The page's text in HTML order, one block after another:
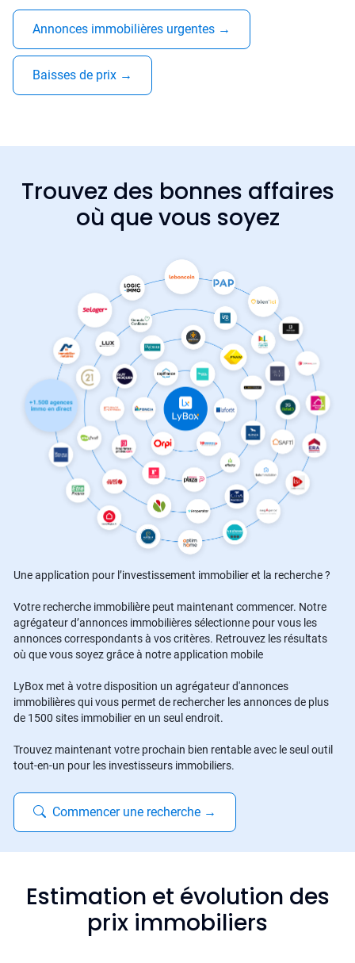
Annonces immobilières urgentes →
Baisses de prix →
Trouvez des bonnes affaires
où que vous soyez
Une application pour l’investissement immobilier et la recherche ?
Votre recherche immobilière peut maintenant commencer. Notre
agrégateur d’annonces immobilières sélectionne pour vous les
annonces correspondants à vos critères. Retrouvez les résultats
où que vous soyez grâce à notre application mobile
LyBox met à votre disposition un agrégateur d'annonces
immobilières qui vous permet de rechercher les annonces de plus
de 1500 sites immobilier en un seul endroit.
Trouvez maintenant votre prochain bien rentable avec le seul outil
tout-en-un pour les investisseurs immobiliers.
Commencer une recherche →
Estimation et évolution des
prix immobiliers